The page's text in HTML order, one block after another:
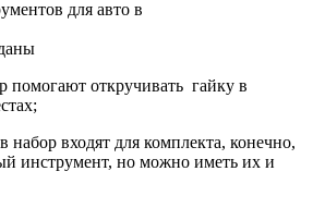
помогают откручивать гайку в
набор входят для комплекта, конечно,
инструмент, но можно иметь их и